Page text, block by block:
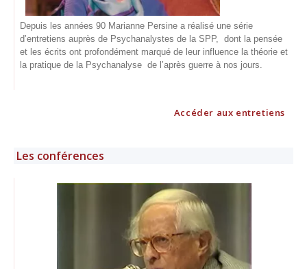
Depuis les années 90 Marianne Persine a réalisé une série
d’entretiens auprès de Psychanalystes de la SPP, dont la pensée
et les écrits ont profondément marqué de leur influence la théorie et
la pratique de la Psychanalyse de l’après guerre à nos jours.
Accéder aux entretiens
Les conférences